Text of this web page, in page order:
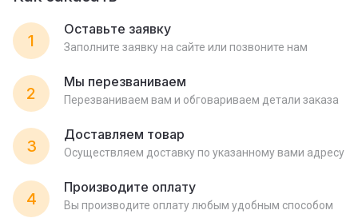
1
Оставьте заявку
Заполните заявку на сайте или позвоните нам
2
Мы перезваниваем
Перезваниваем вам и обговариваем детали заказа
3
Доставляем товар
Осуществляем доставку по указанному вами адресу
4
Производите оплату
Вы производите оплату любым удобным способом